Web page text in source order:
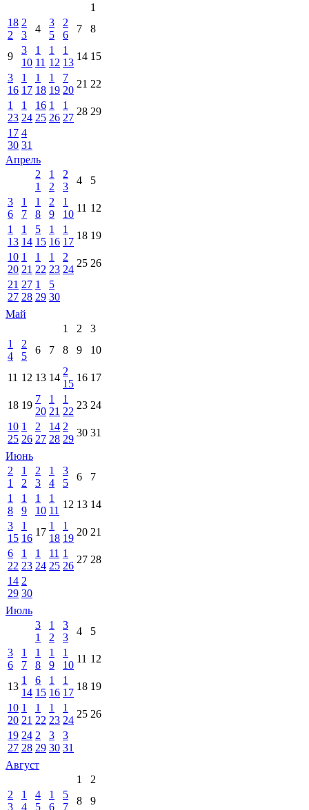
1
18
2
2
3
4
3
5
2
6
7 8
9
3
10
1
11
1
12
1
13
14 15
3
16
1
17
1
18
1
19
7
20
21 22
1
23
1
24
16
25
1
26
1
27
28 29
17
30
4
31
Апрель
2
1
1
2
2
3
4
5
3
6
1
7
1
8
2
9
1
10
11 12
1
13
1
14
5
15
1
16
1
17
18 19
10
20
1
21
1
22
1
23
2
24
25 26
21
27
27
28
1
29
5
30
Май
1
2
3
1
4
2
5
6 7 8 9 10
11 12 13 14
2
15
16 17
18 19
7
20
1
21
1
22
23 24
10
25
1
26
2
27
14
28
2
29
30 31
Июнь
2
1
1
2
2
3
1
4
3
5
6
7
1
8
1
9
1
10
1
11
12 13 14
3
15
1
16
17
1
18
1
19
20 21
6
22
1
23
1
24
11
25
1
26
27 28
14
29
2
30
Июль
3
1
1
2
3
3
4
5
3
6
1
7
1
8
1
9
1
10
11 12
13
1
14
6
15
1
16
1
17
18 19
10
20
1
21
1
22
1
23
1
24
25 26
19
27
24
28
2
29
3
30
3
31
Август
1
2
2
3
1
4
4
5
1
6
5
7
8 9